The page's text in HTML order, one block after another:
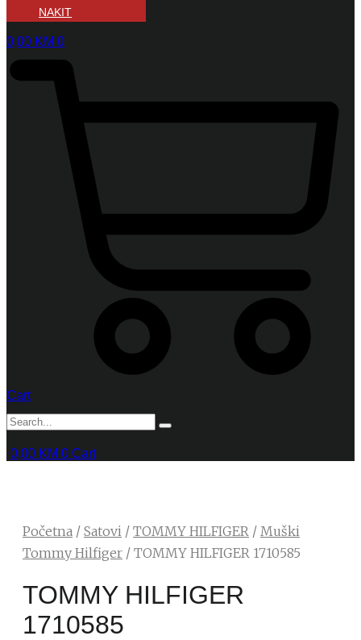
NAKIT
0,00 KM 0
Cart
0,00 KM 0 Cart
Početna / Satovi / TOMMY HILFIGER / Muški
Tommy Hilfiger / TOMMY HILFIGER 1710585
TOMMY HILFIGER
1710585